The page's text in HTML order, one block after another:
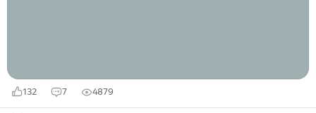
132 7 4879